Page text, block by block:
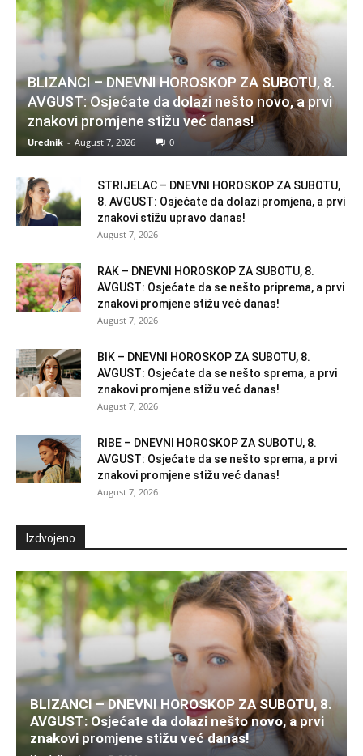
BLIZANCI – DNEVNI HOROSKOP ZA SUBOTU, 8.
AVGUST: Osjećate da dolazi nešto novo, a prvi
znakovi promjene stižu već danas!
Urednik - August 7, 2026 0
STRIJELAC – DNEVNI HOROSKOP ZA SUBOTU,
8. AVGUST: Osjećate da dolazi promjena, a prvi
znakovi stižu upravo danas!
August 7, 2026
RAK – DNEVNI HOROSKOP ZA SUBOTU, 8.
AVGUST: Osjećate da se nešto priprema, a prvi
znakovi promjene stižu već danas!
August 7, 2026
BIK – DNEVNI HOROSKOP ZA SUBOTU, 8.
AVGUST: Osjećate da se nešto sprema, a prvi
znakovi promjene stižu već danas!
August 7, 2026
RIBE – DNEVNI HOROSKOP ZA SUBOTU, 8.
AVGUST: Osjećate da se nešto sprema, a prvi
znakovi promjene stižu već danas!
August 7, 2026
Izdvojeno
BLIZANCI – DNEVNI HOROSKOP ZA SUBOTU, 8.
AVGUST: Osjećate da dolazi nešto novo, a prvi
znakovi promjene stižu već danas!